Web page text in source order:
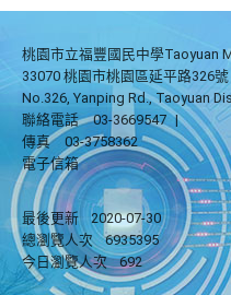
桃園市立福豐國民中學Taoyuan
33070 桃園市桃園區延平路326號
No.326, Yanping Rd., Taoyuan
聯絡電話
03-3669547 |
傳真
03-3758362
電子信箱
最後更新
2020-07-30
總瀏覽人次
6935395
今日瀏覽人次
692